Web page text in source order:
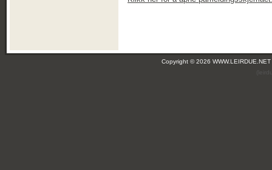
Copyright © 2026